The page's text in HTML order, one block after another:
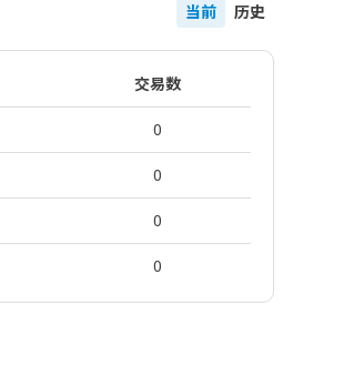
当前 历史
交易数
0
0
0
0